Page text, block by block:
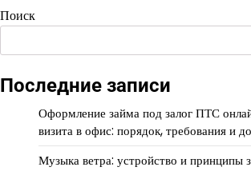
Поиск
Последние записи
Оформление займа под залог ПТС
визита в офис: порядок, требования и
Музыка ветра: устройство и принципы